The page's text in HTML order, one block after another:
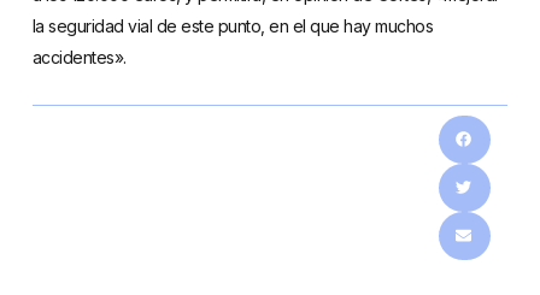
la seguridad vial de este punto, en el que hay muchos
accidentes».